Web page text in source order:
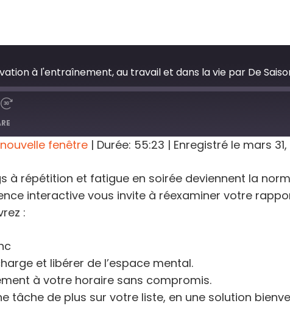
à l'entraînement, au travail et dans la vie par De
fenêtre | Durée: 55:23 | Enregistré le mars
à répétition et fatigue en soirée deviennent la
interactive vous invite à réexaminer votre
:
et libérer de l’espace mental.
à votre horaire sans compromis.
tâche de plus sur votre liste, en une solution